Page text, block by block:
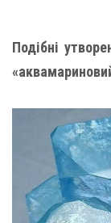
Подібні